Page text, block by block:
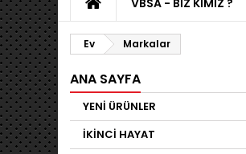
VBSA - BIZ KIMIZ ?
Ev Markalar
ANA SAYFA
YENİ ÜRÜNLER
İKİNCİ HAYAT